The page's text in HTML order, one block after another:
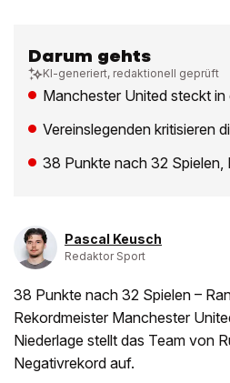
Darum gehts
KI-generiert, redaktionell geprüft
Manchester United steckt in
Vereinslegenden kritisieren
38 Punkte nach 32 Spielen,
Pascal Keusch
Redaktor Sport
38 Punkte nach 32 Spielen –
Rekordmeister Manchester
Niederlage stellt das Team von
Negativrekord auf.